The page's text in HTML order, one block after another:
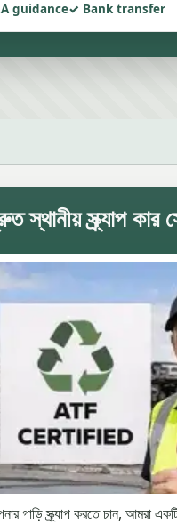
guidance Bank transfer
স্ক্র্যাপ কার
স্ক্র্যাপ করতে চান, আমরা একটি